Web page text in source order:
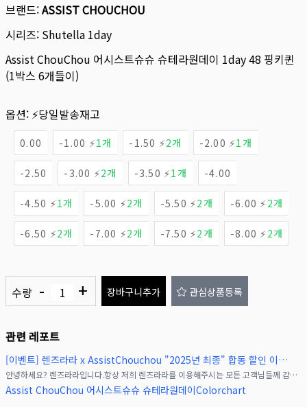
브랜드:ASSIST CHOUCHOU
시리즈: Shutella 1day
Assist ChouChou 어시스트슈슈 슈테라원데이 1day 48 핑키퀸
(1박스 6개들이)
옵션: ⚡당일발송재고
0.00 -1.00 ⚡1개 -1.50 ⚡2개 -2.00 ⚡1개
-2.50 -3.00 ⚡2개 -3.50 ⚡1개 -4.00
-4.50 ⚡1개 -5.00 ⚡2개 -5.50 ⚡2개 -6.00 ⚡ 2개
-6.50 ⚡2개 -7.00 ⚡2개 -7.50 ⚡2개 -8.00 ⚡ 2개
수량 - + 장바구니추가 관심상품등록
관련 레포트
[이벤트] 렌즈라라 x AssistChouchou "2025년 최종" 합동 할인 이벤트!(종료)
안녕하세요? 렌즈라라입니다.항상 저희 렌즈라라를 이용해주시는 모든 고객님들께 감사드립니다.여러분들의 많은 성원에 힘입어, AssistChouchou브랜드의 슈테라, 팝필라 시리즈
Assist ChouChou 어시스트슈슈 슈테라원데이Colorchart